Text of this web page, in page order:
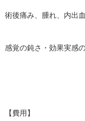
術後痛み、腫れ、内出
感覚の鈍さ・効果実感
【費用】